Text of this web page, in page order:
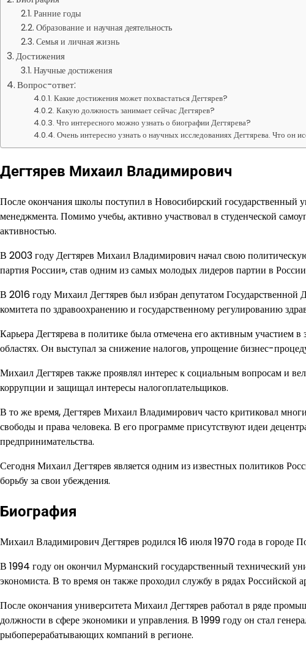
Ранние годы
Образование и научная деятельность
Семья и личная жизнь
Достижения
Научные достижения
Вопрос-ответ:
Какие достижения может похвастаться Дегтярев?
Какую должность занимает сейчас Дегтярев?
Что интересного можно узнать о биографии Дегтярева?
Очень интересно узнать о научных исследованиях Дегтярева. Что он
Дегтярев Михаил Владимирович
После окончания школы поступил в Новосибирский государственный
менеджмента. Помимо учебы, активно участвовал в студенческой
активностью.
В 2003 году Дегтярев Михаил Владимирович начал свою
партия России», став одним из самых молодых лидеров партии в
В 2016 году Михаил Дегтярев был избран депутатом
комитета по здравоохранению и государственному регулированию
Карьера Дегтярева в политике была отмечена его активным участием
областях. Он выступал за снижение налогов, упрощение бизнес-
Михаил Дегтярев также проявлял интерес к социальным вопросам и
коррупции и защищал интересы налогоплательщиков.
В то же время, Дегтярев Михаил Владимирович часто критиковал
свободы и права человека. В его программе присутствуют идеи
предпринимательства.
Сегодня Михаил Дегтярев является одним из известных политиков
борьбу за свои убеждения.
Биография
Михаил Владимирович Дегтярев родился 16 июля 1970 года в городе
В 1994 году он окончил Мурманский государственный технический
экономиста. В то время он также проходил службу в рядах Российской
После окончания университета Михаил Дегтярев работал в ряде
должности в сфере экономики и управления. В 1999 году он стал
рыбоперерабатывающих компаний в регионе.